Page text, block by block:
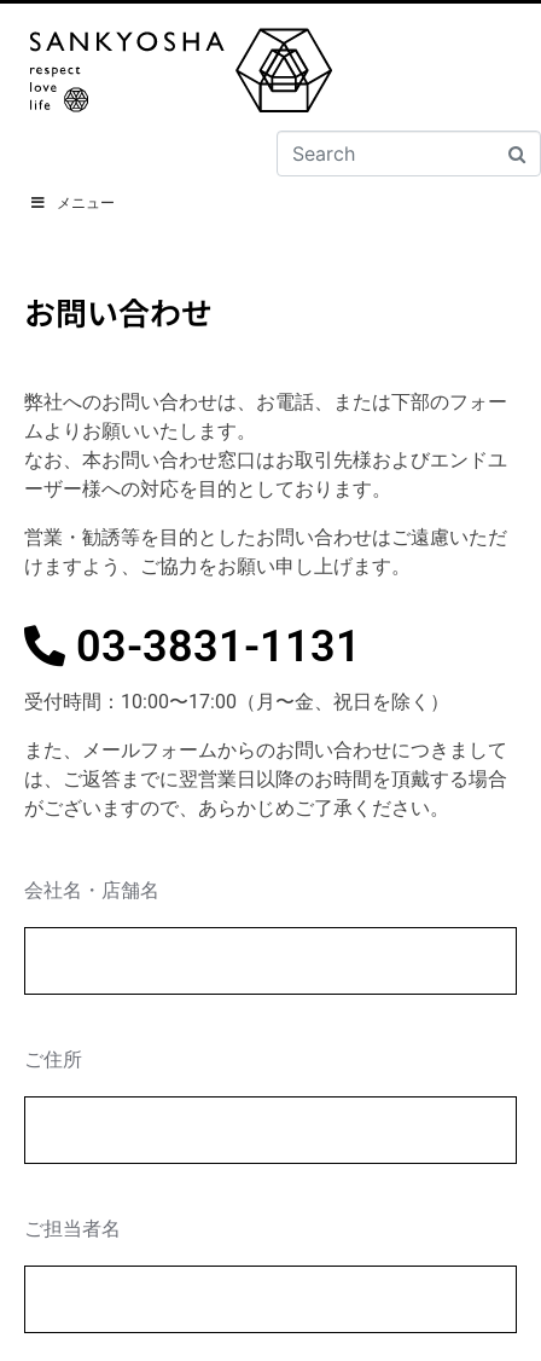
メニュー
お問い合わせ
弊社へのお問い合わせは、お電話、または下部のフォー
ムよりお願いいたします。
なお、本お問い合わせ窓口はお取引先様およびエンドユ
ーザー様への対応を目的としております。
営業・勧誘等を目的としたお問い合わせはご遠慮いただ
けますよう、ご協力をお願い申し上げます。
03-3831-1131
受付時間：10:00〜17:00（月〜金、祝日を除く）
また、メールフォームからのお問い合わせにつきまして
は、ご返答までに翌営業日以降のお時間を頂戴する場合
がございますので、あらかじめご了承ください。
会社名・店舗名
ご住所
ご担当者名